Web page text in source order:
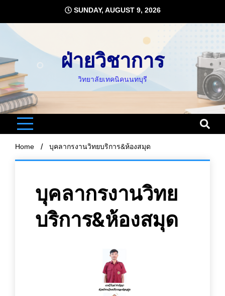
content
SUNDAY, AUGUST 9, 2026
ฝ่ายวิชาการ
วิทยาลัยเทคนิคนนทบุรี
Home บุคลากรงานวิทยบริการ&ห้องสมุด
บุคลากรงานวิทย
บริการ&ห้องสมุด